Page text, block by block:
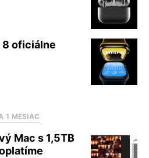
8 oficiálne
1 MESIAC
Mac s 1,5TB